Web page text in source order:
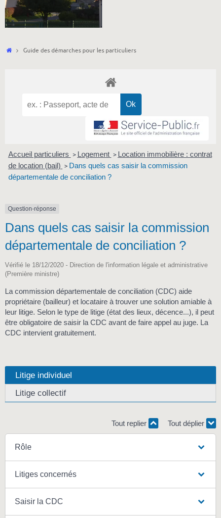
Accueil
Guide des démarches pour les particuliers
Accueil particuliers > Logement > Location immobilière : contrat
de location (bail) > Dans quels cas saisir la commission
départementale de conciliation ?
Question-réponse
Dans quels cas saisir la commission
départementale de conciliation ?
Vérifié le 18/12/2020 - Direction de l'information légale et administrative
(Première ministre)
La commission départementale de conciliation (CDC) aide
propriétaire (bailleur) et locataire à trouver une solution amiable à
leur litige. Selon le type de litige (état des lieux, décence...), il peut
être obligatoire de saisir la CDC avant de faire appel au juge. La
CDC intervient gratuitement.
Litige individuel
Litige collectif
Tout replier Tout déplier
Rôle
Litiges concernés
Saisir la CDC